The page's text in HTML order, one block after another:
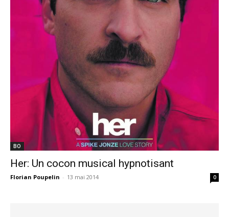
BO
Her: Un cocon musical hypnotisant
Florian Poupelin - 13 mai 2014 0